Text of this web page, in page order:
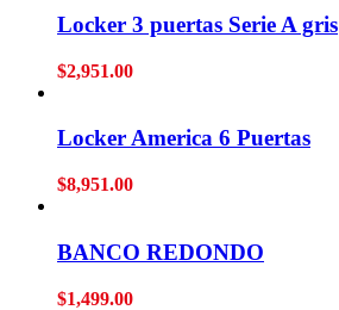
Locker 3 puertas Serie A gris
$2,951.00
Locker America 6 Puertas
$8,951.00
BANCO REDONDO
$1,499.00